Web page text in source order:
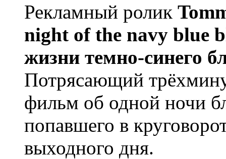
Рекламный ролик
night of the navy blue
жизни темно-синего
Потрясающий
фильм об одной ночи
попавшего в
выходного дня.